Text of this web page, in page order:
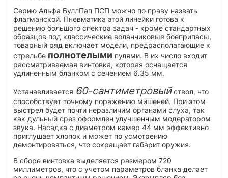
Серию Альфа БуллПап ПСП можно по праву назвать
флагманской. Пневматика этой линейки готова к
решению большого спектра задач - кроме стандартных
образцов под классические воланчиковые боеприпасы,
товарный ряд включает модели, предрасполагающие к
стрельбе полнотелыми пулями. В их число входит
рассматриваемая винтовка, которая оснащается
удлиненным бланком с сечением 6.35 мм.
Устанавливается 60-сантиметровыйствол, что
способствует точному поражению мишеней. При этом
выстрел будет почти неразличим органами слуха, так
как дульный срез оформлен улучшенным модератором
звука. Насадка с диаметром камер 44 мм эффективно
приглушает хлопок и может по усмотрению
демонтироваться, что сокращает габарит оружия.
В сборе винтовка выделяется размером 720
миллиметров, что с учетом параметров бланка делает